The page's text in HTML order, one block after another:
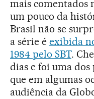
mais comentados
um pouco da
Brasil não se
a série é exibida
1984 pelo SBT.
dias e foi uma dos
que em algumas
audiência da